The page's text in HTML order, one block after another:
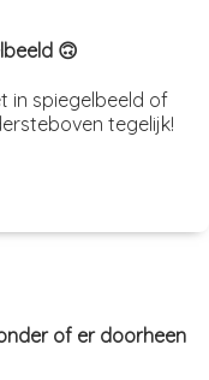
🙃
in spiegelbeeld of
tegelijk!
of er doorheen